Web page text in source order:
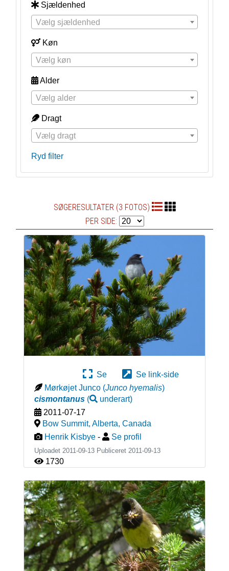
Sjældenhed
Vælg sjældenhed
Køn
Vælg køn
Alder
Vælg alder
Dragt
Vælg dragt
Ryd filter
SØGERESULTATER (3 FOTOS)
PER SIDE:
Se
Se link-side
Mørkøjet Junco (Junco hyemalis)
cismontanus( underart)
2011-07-17
Bow Summit, Alberta, Canada
Henrik Kisbye - Se profil
Uploadet 2011-09-13 Publiceret 2011-09-13
1730